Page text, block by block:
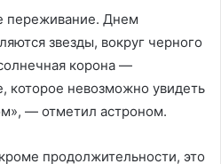
переживание. Днем
звезды, вокруг черного
корона —
невозможно увидеть
— отметил астроном.
продолжительности, это